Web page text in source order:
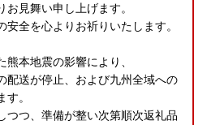
見舞い申し上げます。
全を心よりお祈りいたします。
本地震の影響により、
配送が停止、および九州全域への
。
つつ、準備が整い次第順次返礼品